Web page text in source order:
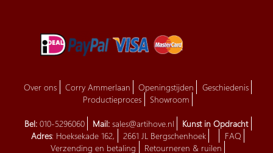
Over ons Corry Ammerlaan Openingstijden
Geschiedenis
Productieproces
Showroom
Bel: 010-5296060 Mail: sales@artihove.nl
Kunst in Opdracht
Adres: Hoeksekade 162, 2661 JL Bergschenhoek
FAQ
Verzending en betaling
Retourneren & ruilen